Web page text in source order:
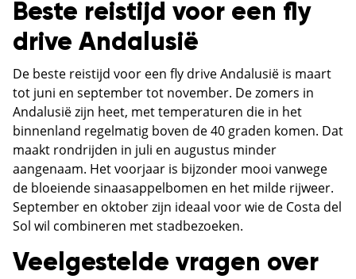
Beste reistijd voor een fly
drive Andalusië
De beste reistijd voor een fly drive Andalusië is maart
tot juni en september tot november. De zomers in
Andalusië zijn heet, met temperaturen die in het
binnenland regelmatig boven de 40 graden komen. Dat
maakt rondrijden in juli en augustus minder
aangenaam. Het voorjaar is bijzonder mooi vanwege
de bloeiende sinaasappelbomen en het milde rijweer.
September en oktober zijn ideaal voor wie de Costa del
Sol wil combineren met stadbezoeken.
Veelgestelde vragen over